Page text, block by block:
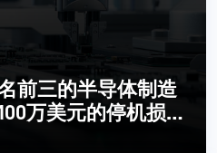
前三的半导体制造
万美元的停机损